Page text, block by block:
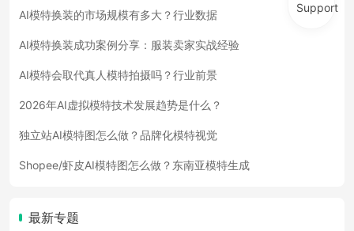
AI模特换装的市场规模有多大？行业数据
AI模特换装成功案例分享：服装卖家实战经验
AI模特会取代真人模特拍摄吗？行业前景
2026年AI虚拟模特技术发展趋势是什么？
独立站AI模特图怎么做？品牌化模特视觉
Shopee/虾皮AI模特图怎么做？东南亚模特生成
最新专题
Support